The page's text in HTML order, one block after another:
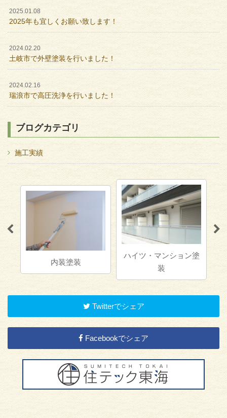
2025.01.08
2025年も宜しくお願い致します！
2024.02.20
土岐市で外壁塗装を行いました！
2024.02.16
瑞浪市で高圧洗浄を行いました！
ブログカテゴリ
施工実績
内装塗装
ハイツ・マンション塗
装
Twitterでシェア
Facebookでシェア